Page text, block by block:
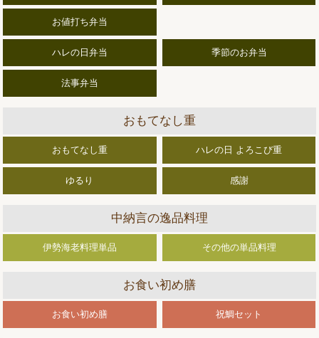
お値打ち弁当
ハレの日弁当 季節のお弁当
法事弁当
おもてなし重
おもてなし重 ハレの日 よろこび重
ゆるり 感謝
中納言の逸品料理
伊勢海老料理単品 その他の単品料理
お食い初め膳
お食い初め膳 祝鯛セット